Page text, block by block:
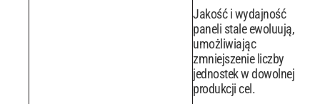
Jakość i wydajność
paneli stale ewoluują,
umożliwiając
zmniejszenie liczby
jednostek w dowolnej
produkcji cel.